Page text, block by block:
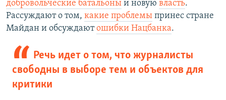
добровольческие батальоны и новую власть.
Рассуждают о том, какие проблемы принес стране
Майдан и обсуждаютошибки Нацбанка.
Речь идет о том, что журналисты
свободны в выборе тем и объектов для
критики